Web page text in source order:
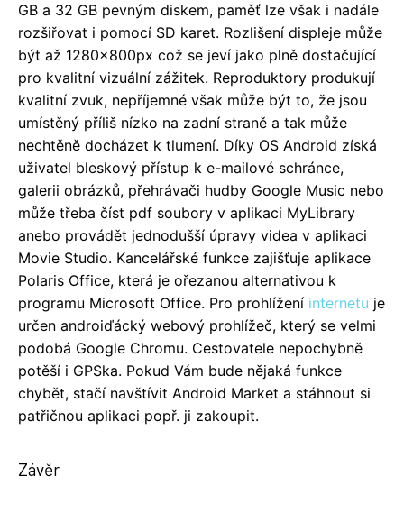
GB a 32 GB pevným diskem, paměť lze však i nadále
rozšiřovat i pomocí SD karet. Rozlišení displeje může
být až 1280x800px což se jeví jako plně dostačující
pro kvalitní vizuální zážitek. Reproduktory produkují
kvalitní zvuk, nepříjemné však může být to, že jsou
umístěný příliš nízko na zadní straně a tak může
nechtěně docházet k tlumení. Díky OS Android získá
uživatel bleskový přístup k e-mailové schránce,
galerii obrázků, přehrávači hudby Google Music nebo
může třeba číst pdf soubory v aplikaci MyLibrary
anebo provádět jednodušší úpravy videa v aplikaci
Movie Studio. Kancelářské funkce zajišťuje aplikace
Polaris Office, která je ořezanou alternativou k
programu Microsoft Office. Pro prohlížení internetu je
určen androiďácký webový prohlížeč, který se velmi
podobá Google Chromu. Cestovatele nepochybně
potěší i GPSka. Pokud Vám bude nějaká funkce
chybět, stačí navštívit Android Market a stáhnout si
patřičnou aplikaci popř. ji zakoupit.
Závěr